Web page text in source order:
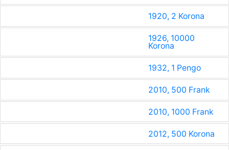
1920, 2 Korona
1926, 10000
Korona
1932, 1 Pengo
2010, 500 Frank
2010, 1000 Frank
2012, 500 Korona